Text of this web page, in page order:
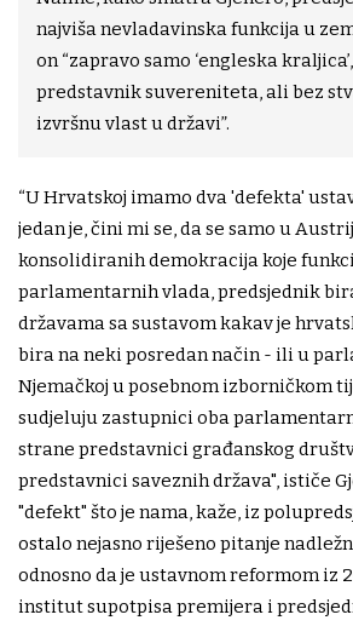
najviša nevladavinska funkcija u
on “zapravo samo ‘engleska
predstavnik suvereniteta, ali bez
izvršnu vlast u državi”.
“U Hrvatskoj imamo dva 'defekta'
jedan je, čini mi se, da se samo u
konsolidiranih demokracija koje
parlamentarnih vlada, predsjednik
državama sa sustavom kakav je
bira na neki posredan način - ili u
Njemačkoj u posebnom izborničkom
sudjeluju zastupnici oba
strane predstavnici građanskog
predstavnici saveznih država", ističe
"defekt" što je nama, kaže, iz
ostalo nejasno riješeno pitanje
odnosno da je ustavnom reformom iz
institut supotpisa premijera i